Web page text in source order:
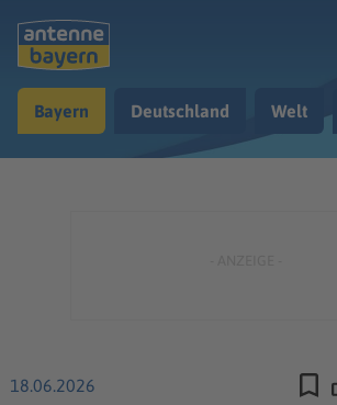
Musik & Radio
Bayern Deutschland Welt
18.06.2026